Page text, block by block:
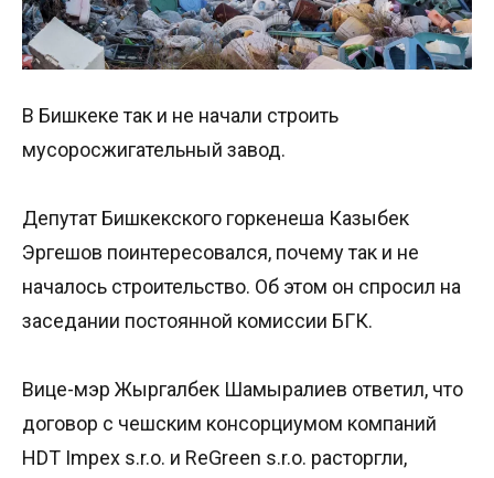
В Бишкеке так и не начали строить
мусоросжигательный завод.
Депутат Бишкекского горкенеша Казыбек
Эргешов поинтересовался, почему так и не
началось строительство. Об этом он спросил на
заседании постоянной комиссии БГК.
Вице-мэр Жыргалбек Шамыралиев ответил, что
договор с чешским консорциумом компаний
HDT Impex s.r.o. и ReGreen s.r.o. расторгли,